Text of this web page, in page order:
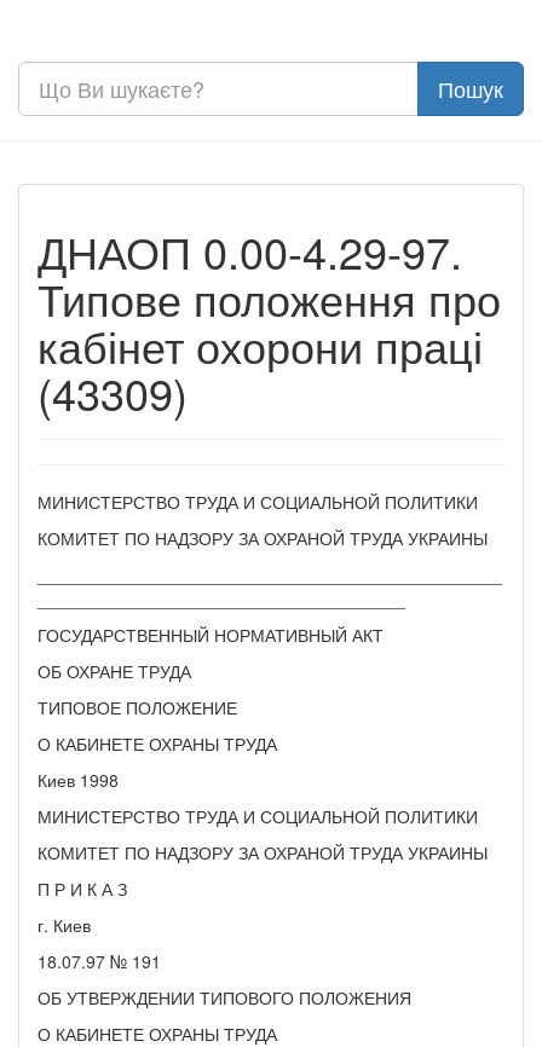
ДНАОП 0.00-4.29-97.
Типове положення про
кабінет охорони праці
(43309)
МИНИСТЕРСТВО ТРУДА И СОЦИАЛЬНОЙ ПОЛИТИКИ
КОМИТЕТ ПО НАДЗОРУ ЗА ОХРАНОЙ ТРУДА УКРАИНЫ
ГОСУДАРСТВЕННЫЙ НОРМАТИВНЫЙ АКТ
ОБ ОХРАНЕ ТРУДА
ТИПОВОЕ ПОЛОЖЕНИЕ
О КАБИНЕТЕ ОХРАНЫ ТРУДА
Киев 1998
МИНИСТЕРСТВО ТРУДА И СОЦИАЛЬНОЙ ПОЛИТИКИ
КОМИТЕТ ПО НАДЗОРУ ЗА ОХРАНОЙ ТРУДА УКРАИНЫ
П Р И К А З
г. Киев
18.07.97 № 191
ОБ УТВЕРЖДЕНИИ ТИПОВОГО ПОЛОЖЕНИЯ
О КАБИНЕТЕ ОХРАНЫ ТРУДА